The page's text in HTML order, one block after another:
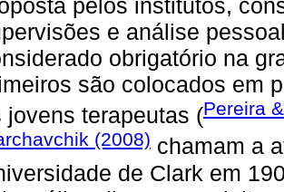
pelos institutos,
e análise
obrigatório na
são colocados em
jovens terapeutas (Pereira
(2008) chamam a
de Clark em